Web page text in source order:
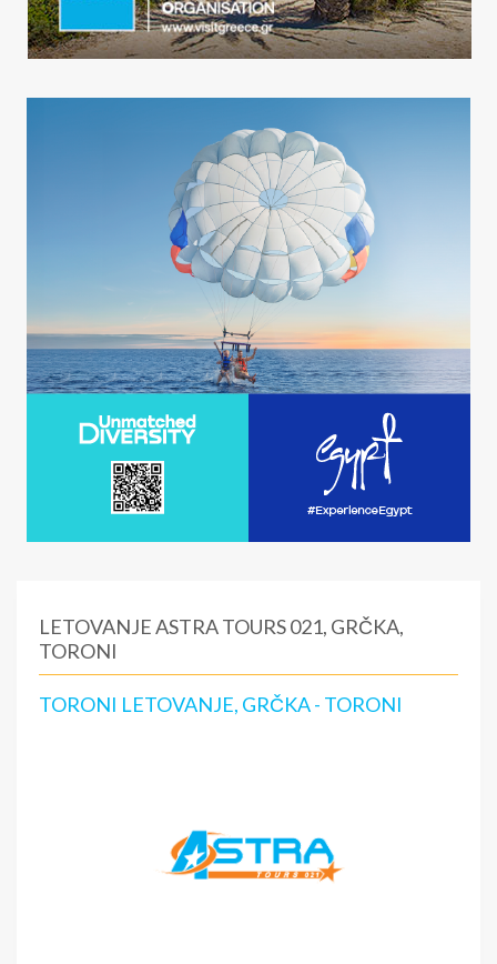
LETOVANJE ASTRA TOURS 021, GRČKA,
TORONI
TORONI LETOVANJE, GRČKA - TORONI